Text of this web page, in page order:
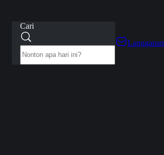
Cari
Langganan